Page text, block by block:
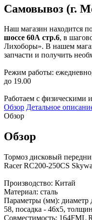
Самовывоз (г.
Наш магазин находится
шоссе 60А стр.6, в
Лихоборы». В нашем
запчасти и получить
Режим работы:
до 19.00
Работаем с физическими
Обзор Детальное
Обзор
Обзор
Тормоз дисковый
Racer RC200-250CS
Производство: Китай
Материал: сталь
Параметры (мм): диаметр
58, посадка - 46х5,
Совместимость: 164FML